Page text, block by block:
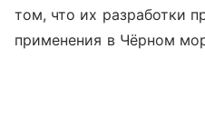
том, что их разработки
применения в Чёрном